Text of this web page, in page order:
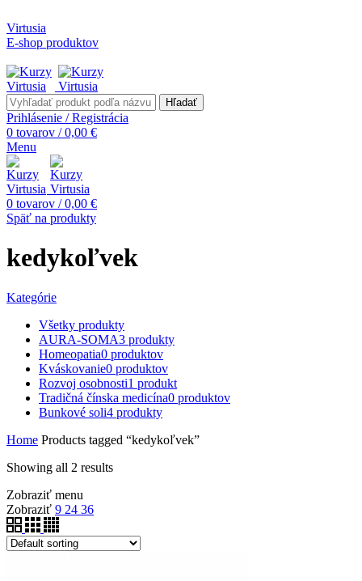
Virtusia
E-shop produktov
Hľadať
Prihlásenie / Registrácia
0 tovarov / 0,00 €
Menu
0 tovarov / 0,00 €
Späť na produkty
kedykoľvek
Kategórie
Všetky produkty
AURA-SOMA3 produkty
Homeopatia0 produktov
Kváskovanie0 produktov
Rozvoj osobnosti1 produkt
Tradičná čínska medicína0 produktov
Bunkové soli4 produkty
Home Products tagged “kedykoľvek”
Showing all 2 results
Zobraziť menu
Zobraziť 9 24 36